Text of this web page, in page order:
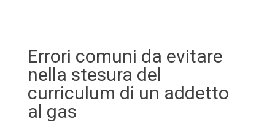
Errori comuni da evitare
nella stesura del
curriculum di un addetto
al gas